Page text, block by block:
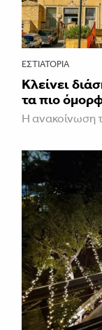
ΕΣΤΙΑΤΌΡΙΑ
Κλείνει
τα πιο
Η ανακοίνωση